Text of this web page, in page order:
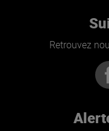
Retrouvez